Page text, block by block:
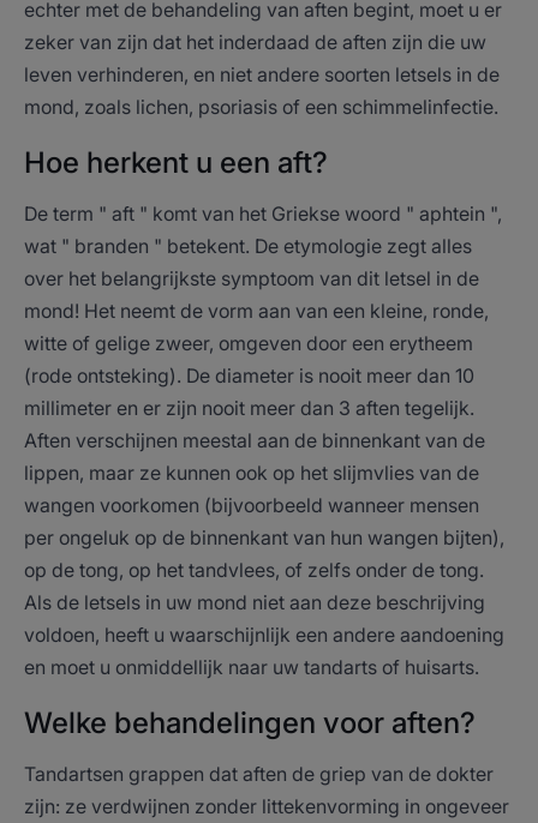
echter met de behandeling van aften begint, moet u er
zeker van zijn dat het inderdaad de aften zijn die uw
leven verhinderen, en niet andere soorten letsels in de
mond, zoals lichen, psoriasis of een schimmelinfectie.
Hoe herkent u een aft?
De term " aft " komt van het Griekse woord " aphtein ",
wat " branden " betekent. De etymologie zegt alles
over het belangrijkste symptoom van dit letsel in de
mond! Het neemt de vorm aan van een kleine, ronde,
witte of gelige zweer, omgeven door een erytheem
(rode ontsteking). De diameter is nooit meer dan 10
millimeter en er zijn nooit meer dan 3 aften tegelijk.
Aften verschijnen meestal aan de binnenkant van de
lippen, maar ze kunnen ook op het slijmvlies van de
wangen voorkomen (bijvoorbeeld wanneer mensen
per ongeluk op de binnenkant van hun wangen bijten),
op de tong, op het tandvlees, of zelfs onder de tong.
Als de letsels in uw mond niet aan deze beschrijving
voldoen, heeft u waarschijnlijk een andere aandoening
en moet u onmiddellijk naar uw tandarts of huisarts.
Welke behandelingen voor aften?
Tandartsen grappen dat aften de griep van de dokter
zijn: ze verdwijnen zonder littekenvorming in ongeveer